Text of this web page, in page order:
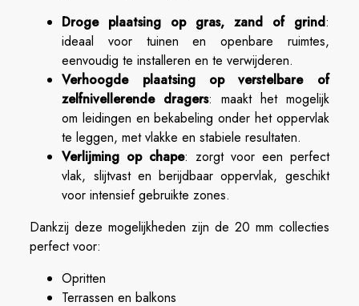
Droge plaatsing op gras, zand of grind:
ideaal voor tuinen en openbare ruimtes,
eenvoudig te installeren en te verwijderen.
Verhoogde plaatsing op verstelbare of
zelfnivellerende dragers: maakt het mogelijk
om leidingen en bekabeling onder het oppervlak
te leggen, met vlakke en stabiele resultaten.
Verlijming op chape: zorgt voor een perfect
vlak, slijtvast en berijdbaar oppervlak, geschikt
voor intensief gebruikte zones.
Dankzij deze mogelijkheden zijn de 20 mm collecties
perfect voor:
Opritten
Terrassen en balkons